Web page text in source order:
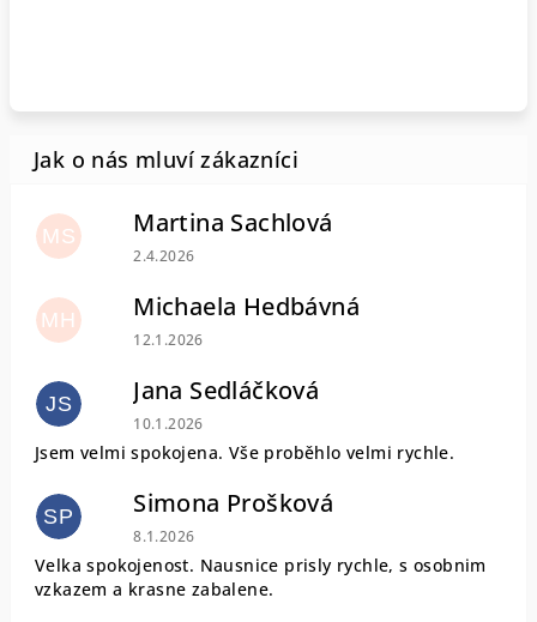
MS Martina Sachlová
Hodnocení obchodu je 5 z 5 hvězdiček.
2.4.2026
MH Michaela Hedbávná
Hodnocení obchodu je 5 z 5 hvězdiček.
12.1.2026
JS Jana Sedláčková
Hodnocení obchodu je 5 z 5 hvězdiček.
10.1.2026
Jsem velmi spokojena. Vše proběhlo velmi rychle.
SP Simona Prošková
Hodnocení obchodu je 5 z 5 hvězdiček.
8.1.2026
Velka spokojenost. Nausnice prisly rychle, s osobnim
vzkazem a krasne zabalene.